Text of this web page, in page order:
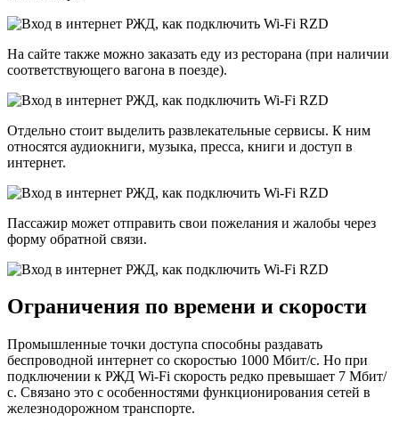
На сайте также можно заказать еду из ресторана (при наличии
соответствующего вагона в поезде).
Отдельно стоит выделить развлекательные сервисы. К ним
относятся аудиокниги, музыка, пресса, книги и доступ в
интернет.
Пассажир может отправить свои пожелания и жалобы через
форму обратной связи.
Ограничения по времени и скорости
Промышленные точки доступа способны раздавать
беспроводной интернет со скоростью 1000 Мбит/с. Но при
подключении к РЖД Wi-Fi скорость редко превышает 7 Мбит/
с. Связано это с особенностями функционирования сетей в
железнодорожном транспорте.